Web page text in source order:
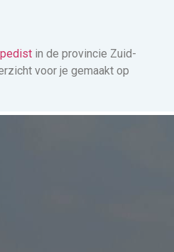
in de provincie Zuid-
voor je gemaakt op